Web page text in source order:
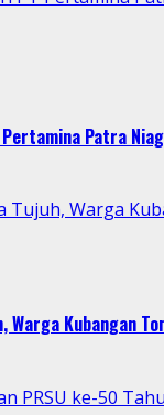
Patra
Tujuh, Warga
Warga Kubangan
PRSU ke-50